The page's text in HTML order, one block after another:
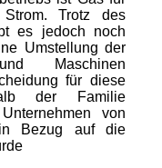
Trotz des
es jedoch noch
Umstellung der
Maschinen
für diese
der Familie
von
Bezug auf die